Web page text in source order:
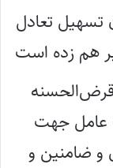
تسهیل تعادل
هم زده است
عقد قرض‌الحسنه
عامل جهت
ضامنین و